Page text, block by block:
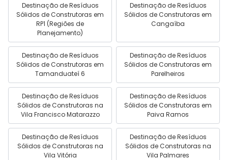
Destinação de Resíduos
Sólidos de Construtoras em
RP1 (Regiões de
Planejamento)
Destinação de Resíduos
Sólidos de Construtoras em
Cangaíba
Destinação de Resíduos
Sólidos de Construtoras em
Tamanduateí 6
Destinação de Resíduos
Sólidos de Construtoras em
Parelheiros
Destinação de Resíduos
Sólidos de Construtoras na
Vila Francisco Matarazzo
Destinação de Resíduos
Sólidos de Construtoras em
Paiva Ramos
Destinação de Resíduos
Sólidos de Construtoras na
Vila Vitória
Destinação de Resíduos
Sólidos de Construtoras na
Vila Palmares